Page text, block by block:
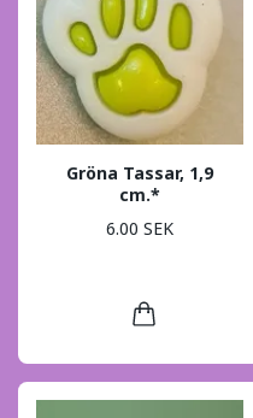
Gröna Tassar, 1,9
cm.*
6.00 SEK